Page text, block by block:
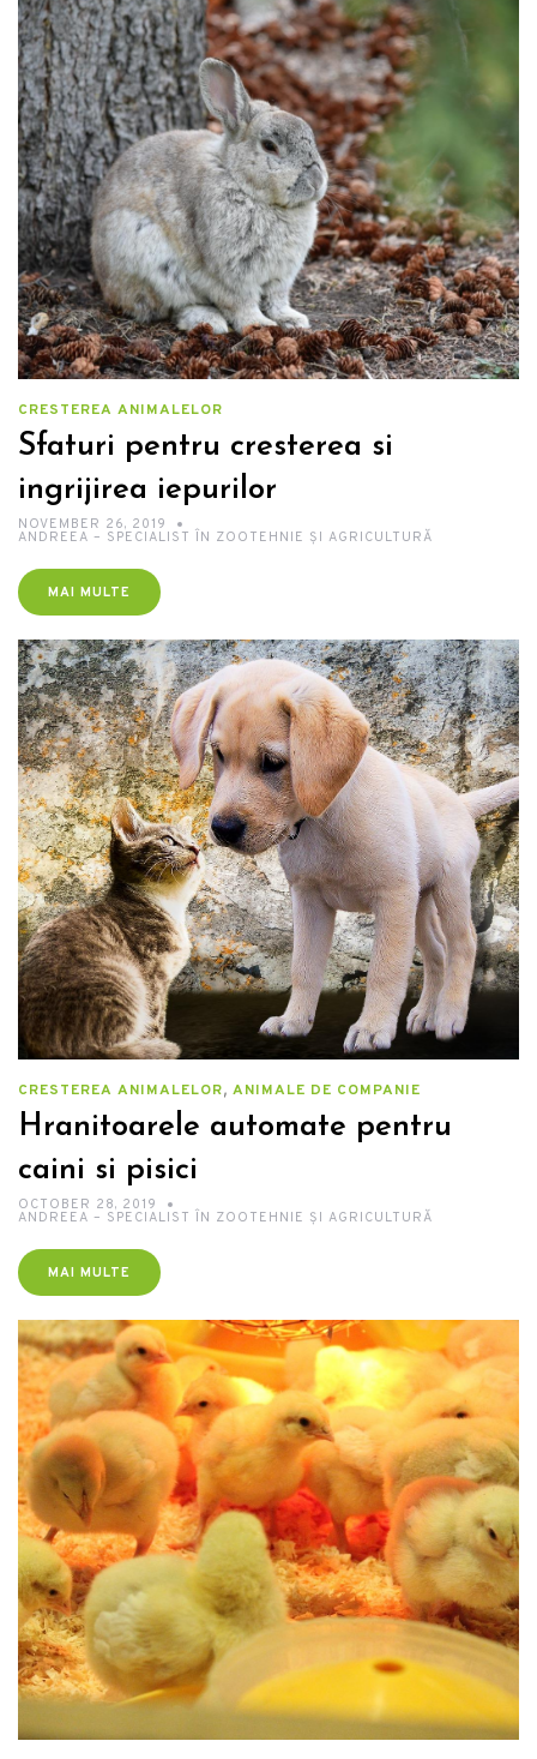
CRESTEREA ANIMALELOR
Sfaturi pentru cresterea si
ingrijirea iepurilor
NOVEMBER 26, 2019
ANDREEA – SPECIALIST ÎN ZOOTEHNIE ȘI AGRICULTURĂ
MAI MULTE
CRESTEREA ANIMALELOR, ANIMALE DE COMPANIE
Hranitoarele automate pentru
caini si pisici
OCTOBER 28, 2019
ANDREEA – SPECIALIST ÎN ZOOTEHNIE ȘI AGRICULTURĂ
MAI MULTE